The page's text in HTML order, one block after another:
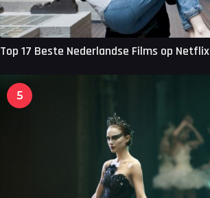
Top 17 Beste Nederlandse Films op Netflix
5